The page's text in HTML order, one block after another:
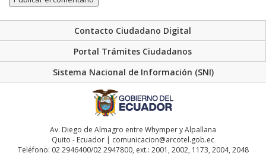
Contacto Ciudadano Digital
Portal Trámites Ciudadanos
Sistema Nacional de Información (SNI)
Av. Diego de Almagro entre Whymper y Alpallana
Quito - Ecuador | comunicacion@arcotel.gob.ec
Teléfono: 02 2946400/02 2947800, ext.: 2001, 2002, 1173, 2004, 2048